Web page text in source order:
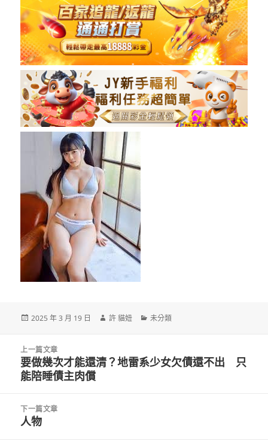
發
期:
2025 年 3 月 19 日
作
許 貓妞
分
未分類
上一篇文章
上
一
文
章:
要做幾次才能還清？地雷系少女欠債還不出 只
能陪睡債主肉償
下一篇文章
下
人物